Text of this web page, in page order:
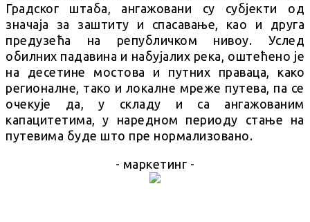
Градског штаба, ангажовани су субјекти од
значаја за заштиту и спасавање, као и друга
предузећа на републичком нивоу. Услед
обилних падавина и набујалих река, оштећено је
на десетине мостова и путних праваца, како
регионалне, тако и локалне мреже путева, па се
очекује да, у складу и са ангажованим
капацитетима, у наредном периоду стање на
путевима буде што пре нормализовано.
- маркетинг -